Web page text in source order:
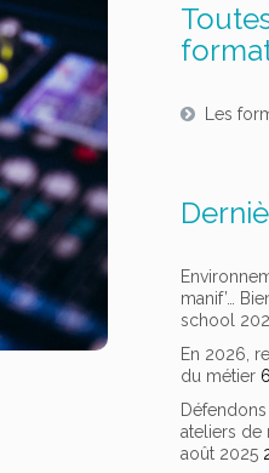
Les
manif’…
school
En 2026,
du métier
ateliers de
août 2025